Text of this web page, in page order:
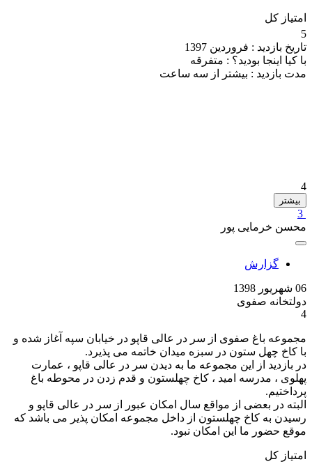
امتیاز کل
5
تاریخ بازدید : فروردین 1397
با کیا اینجا بودید؟ : متفرقه
مدت بازدید : بیشتر از سه ساعت
4
بیشتر
3
محسن خرمایی پور
گزارش
06 شهریور 1398
دولتخانه صفوی
4
مجموعه باغ صفوی از سر در عالی قاپو در خیابان سپه آغاز شده و
با کاخ چهل ستون در سبزه میدان خاتمه می پذیرد.
در بازدید از این مجموعه ما به دیدن سر در عالی قاپو ، عمارت
پهلوی ، مدرسه امید ، کاخ چهلستون و قدم زدن در محوطه باغ
پرداختیم.
البته در بعضی از مواقع سال امکان عبور از سر در عالی قاپو و
رسیدن به کاخ چهلستون از داخل مجموعه امکان پذیر می باشد که
موقع حضور ما این امکان نبود.
امتیاز کل